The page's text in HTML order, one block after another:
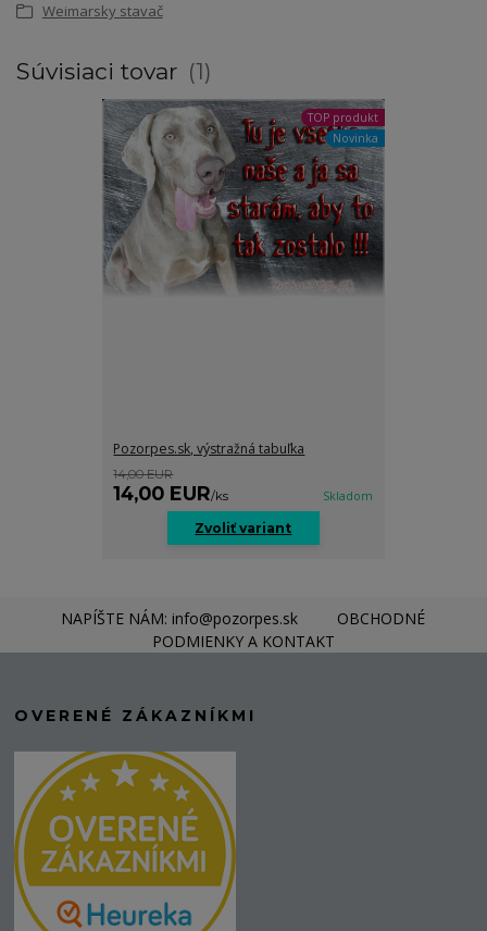
Weimarsky stavač
Súvisiaci tovar 1
TOP produkt
Novinka
Pozorpes.sk, výstražná tabuľka
14,00 EUR
14,00 EUR/ks Skladom
Zvoliť variant
NAPÍŠTE NÁM: info@pozorpes.sk
OBCHODNÉ
PODMIENKY A KONTAKT
OVERENÉ ZÁKAZNÍKMI